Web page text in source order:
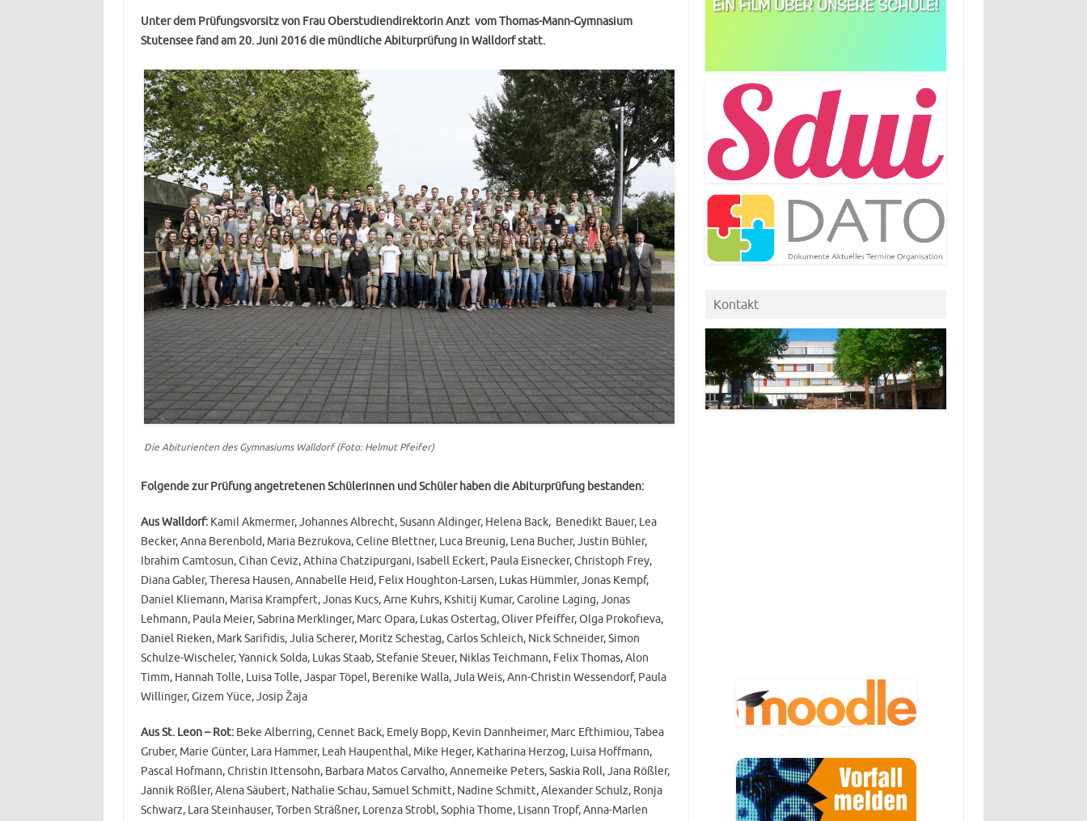
Unter dem Prüfungsvorsitz von Frau Oberstudiendirektorin Anzt vom Thomas-Mann-Gymnasium
Stutensee fand am 20. Juni 2016 die mündliche Abiturprüfung in Walldorf statt.
Die Abiturienten des Gymnasiums Walldorf (Foto: Helmut Pfeifer)
Folgende zur Prüfung angetretenen Schülerinnen und Schüler haben die Abiturprüfung bestanden:
Aus Walldorf: Kamil Akmermer, Johannes Albrecht, Susann Aldinger, Helena Back, Benedikt Bauer, Lea
Becker, Anna Berenbold, Maria Bezrukova, Celine Blettner, Luca Breunig, Lena Bucher, Justin Bühler,
Ibrahim Camtosun, Cihan Ceviz, Athina Chatzipurgani, Isabell Eckert, Paula Eisnecker, Christoph Frey,
Diana Gabler, Theresa Hausen, Annabelle Heid, Felix Houghton-Larsen, Lukas Hümmler, Jonas Kempf,
Daniel Kliemann, Marisa Krampfert, Jonas Kucs, Arne Kuhrs, Kshitij Kumar, Caroline Laging, Jonas
Lehmann, Paula Meier, Sabrina Merklinger, Marc Opara, Lukas Ostertag, Oliver Pfeiffer, Olga Prokofieva,
Daniel Rieken, Mark Sarifidis, Julia Scherer, Moritz Schestag, Carlos Schleich, Nick Schneider, Simon
Schulze-Wischeler, Yannick Solda, Lukas Staab, Stefanie Steuer, Niklas Teichmann, Felix Thomas, Alon
Timm, Hannah Tolle, Luisa Tolle, Jaspar Töpel, Berenike Walla, Jula Weis, Ann-Christin Wessendorf, Paula
Willinger, Gizem Yüce, Josip Žaja
Aus St. Leon – Rot:Beke Alberring, Cennet Back, Emely Bopp, Kevin Dannheimer, Marc Efthimiou, Tabea
Gruber, Marie Günter, Lara Hammer, Leah Haupenthal, Mike Heger, Katharina Herzog, Luisa Hoffmann,
Pascal Hofmann, Christin Ittensohn, Barbara Matos Carvalho, Annemeike Peters, Saskia Roll, Jana Rößler,
Jannik Rößler, Alena Säubert, Nathalie Schau, Samuel Schmitt, Nadine Schmitt, Alexander Schulz, Ronja
Schwarz, Lara Steinhauser, Torben Sträßner, Lorenza Strobl, Sophia Thome, Lisann Tropf, Anna-Marlen
Kontakt